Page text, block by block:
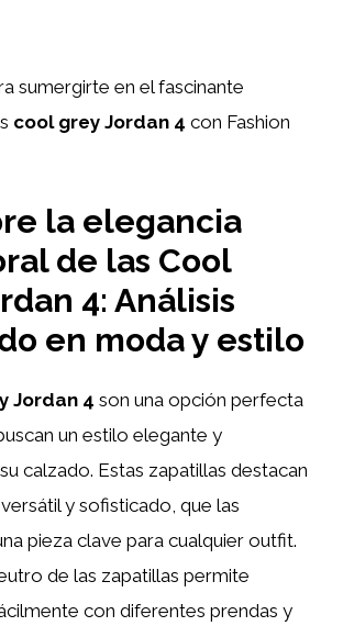
sumergirte en el fascinante
cool grey Jordan 4 con Fashion
la elegancia
de las Cool
4: Análisis
en moda y estilo
Jordan 4 son una opción perfecta
un estilo elegante y
calzado. Estas zapatillas destacan
y sofisticado, que las
pieza clave para cualquier outfit.
de las zapatillas permite
con diferentes prendas y